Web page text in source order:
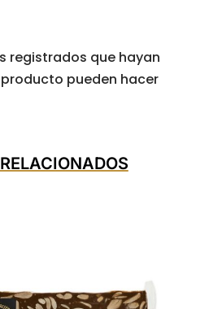
registrados que hayan
pueden hacer